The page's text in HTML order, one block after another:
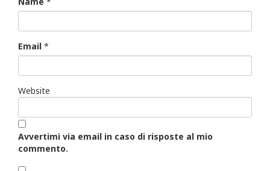
Email *
Website
Avvertimi via email in caso di risposte al mio
commento.